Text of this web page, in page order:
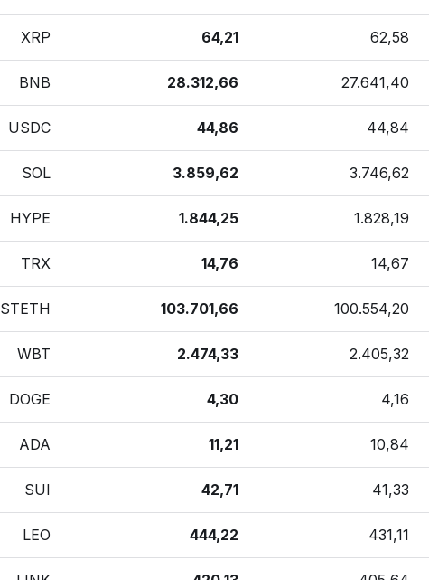
XRP 64,21 62,58
BNB 28.312,66 27.641,40
USDC 44,86 44,84
SOL 3.859,62 3.746,62
HYPE 1.844,25 1.828,19
TRX 14,76 14,67
STETH 103.701,66 100.554,20
WBT 2.474,33 2.405,32
DOGE 4,30 4,16
ADA 11,21 10,84
SUI 42,71 41,33
LEO 444,22 431,11